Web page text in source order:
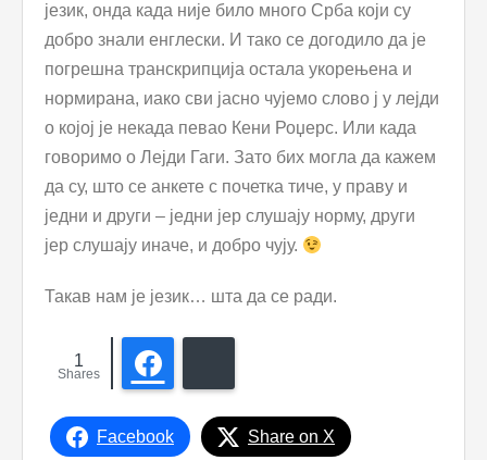
језик, онда када није било много Срба који су
добро знали енглески. И тако се догодило да је
погрешна транскрипција остала укорењена и
нормирана, иако сви јасно чујемо слово ј у лејди
о којој је некада певао Кени Роџерс. Или када
говоримо о Лејди Гаги. Зато бих могла да кажем
да су, што се анкете с почетка тиче, у праву и
једни и други – једни јер слушају норму, други
јер слушају иначе, и добро чују.
Такав нам је језик… шта да се ради.
Shares
1
Facebook Share on X